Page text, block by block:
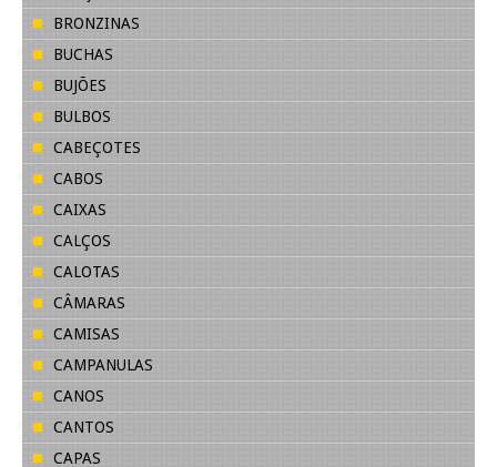
BRONZINAS
BUCHAS
BUJÕES
BULBOS
CABEÇOTES
CABOS
CAIXAS
CALÇOS
CALOTAS
CÂMARAS
CAMISAS
CAMPANULAS
CANOS
CANTOS
CAPAS